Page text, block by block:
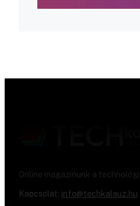
Online magazinunk a
Kapcsolat: info@techkalauz.hu